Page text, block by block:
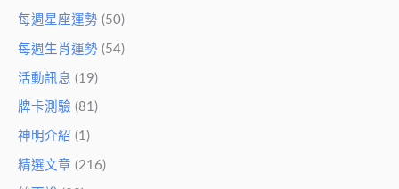
每週星座運勢 (50)
每週生肖運勢 (54)
活動訊息 (19)
牌卡測驗 (81)
神明介紹 (1)
精選文章 (216)